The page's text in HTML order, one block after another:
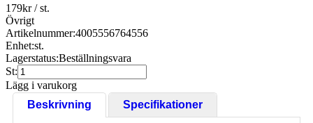
179kr/ st.
Övrigt
Artikelnummer:4005556764556
Enhet:st.
Lagerstatus:Beställningsvara
St:
Lägg i varukorg
Beskrivning
Specifikationer